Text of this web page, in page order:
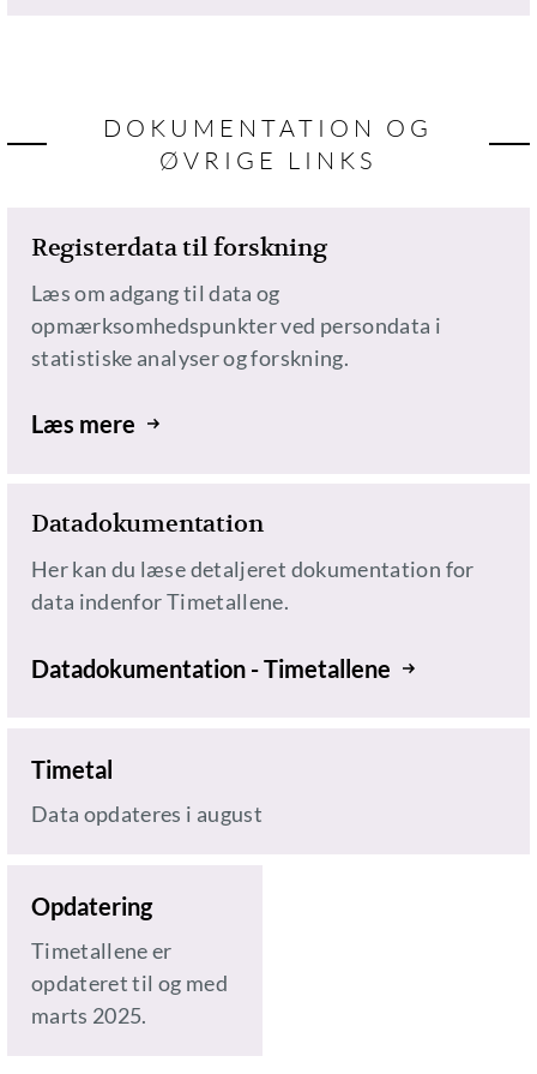
DOKUMENTATION OG
ØVRIGE LINKS
Registerdata til forskning
Læs om adgang til data og
opmærksomhedspunkter ved persondata i
statistiske analyser og forskning.
Læs mere
Datadokumentation
Her kan du læse detaljeret dokumentation for
data indenfor Timetallene.
Datadokumentation - Timetallene
Timetal
Data opdateres i august
Opdatering
Timetallene er
opdateret til og med
marts 2025.